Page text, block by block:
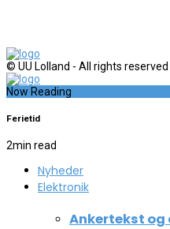
© UU Lolland - All rights reserved
Now Reading
Ferietid
2min read
Nyheder
Elektronik
Ankertekst og